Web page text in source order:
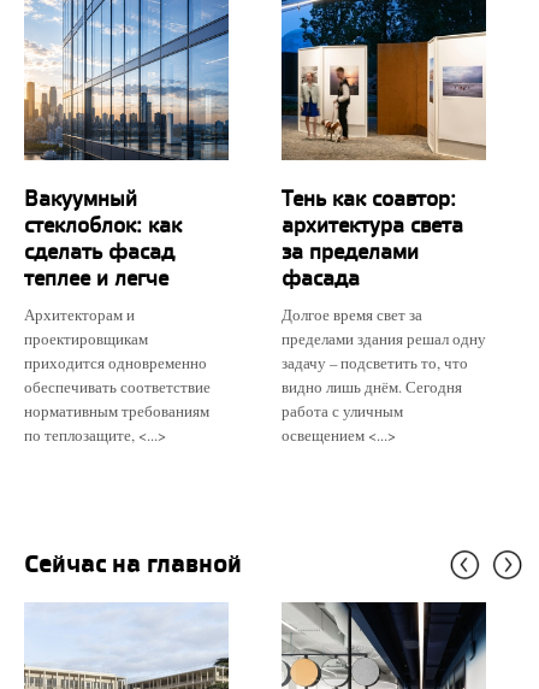
Вакуумный
стеклоблок: как
сделать фасад
теплее и легче
Архитекторам и
проектировщикам
приходится одновременно
обеспечивать соответствие
нормативным требованиям
по теплозащите, <...>
Тень как соавтор:
архитектура света
за пределами
фасада
Долгое время свет за
пределами здания решал одну
задачу – подсветить то, что
видно лишь днём. Сегодня
работа с уличным
освещением <...>
Сейчас на главной